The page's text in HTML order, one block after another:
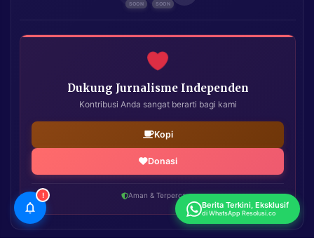
Dukung Jurnalisme Independen
Kontribusi Anda sangat berarti bagi kami
Kopi
Donasi
Aman & Terpercaya
!
Berita Terkini, Eksklusif
di WhatsApp Resolusi.co